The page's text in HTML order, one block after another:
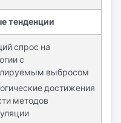
тенденции
спрос на
с
выбросом
достижения
методов